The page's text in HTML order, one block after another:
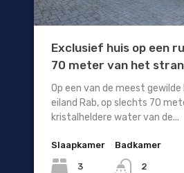
Exclusief huis op een
70 meter van het
Op een van de meest
eiland Rab, op slechts 70
kristalheldere water van de...
Slaapkamer
3
Badkamer
2